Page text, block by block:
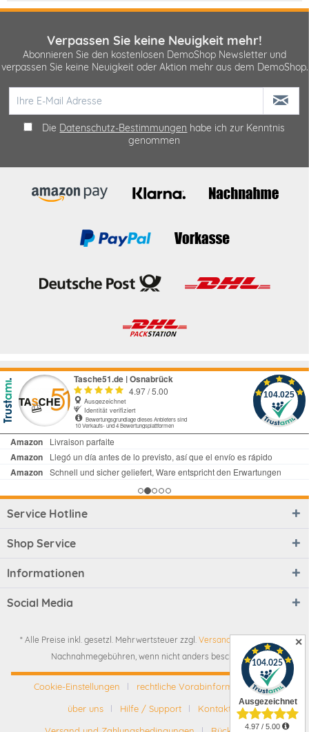
✕
Verpassen Sie keine Neuigkeit mehr!
Abonnieren Sie den kostenlosen DemoShop Newsletter und
verpassen Sie keine Neuigkeit oder Aktion mehr aus dem DemoShop.
Die Datenschutz-Bestimmungen habe ich zur Kenntnis
genommen
Service Hotline
Shop Service
Informationen
Social Media
* Alle Preise inkl. gesetzl. Mehrwertsteuer zzgl. Versandkosten
Nachnahmegebühren, wenn nicht anders beschrieben
Cookie-Einstellungen
rechtliche Vorabinformationen
über uns
Hilfe / Support
Kontakt